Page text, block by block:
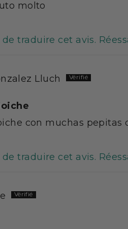
10 mois de durée de
Entreposez dans
Recommandations et
Les produits
de 600 produits dédiés
Produit fabriqué en
MAJ JJS14042021
molto
traduire cet avis.
Lluch
con muchas
traduire cet avis.